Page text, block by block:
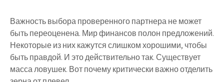
Важность выбора проверенного партнера не может
быть переоценена. Мир финансов полон предложений.
Некоторые из них кажутся слишком хорошими, чтобы
быть правдой. И это действительно так. Существует
масса ловушек. Вот почему критически важно отделить